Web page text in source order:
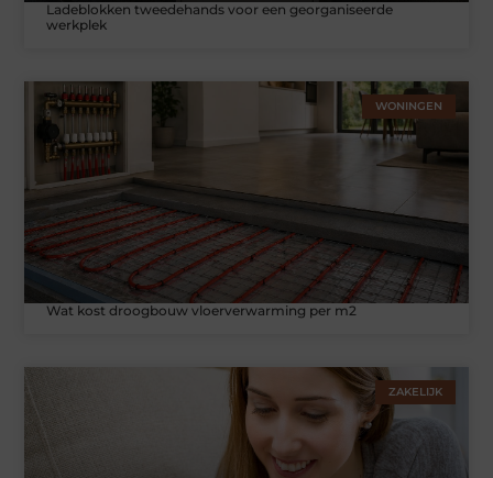
Ladeblokken tweedehands voor een georganiseerde
werkplek
WONINGEN
Wat kost droogbouw vloerverwarming per m2
ZAKELIJK